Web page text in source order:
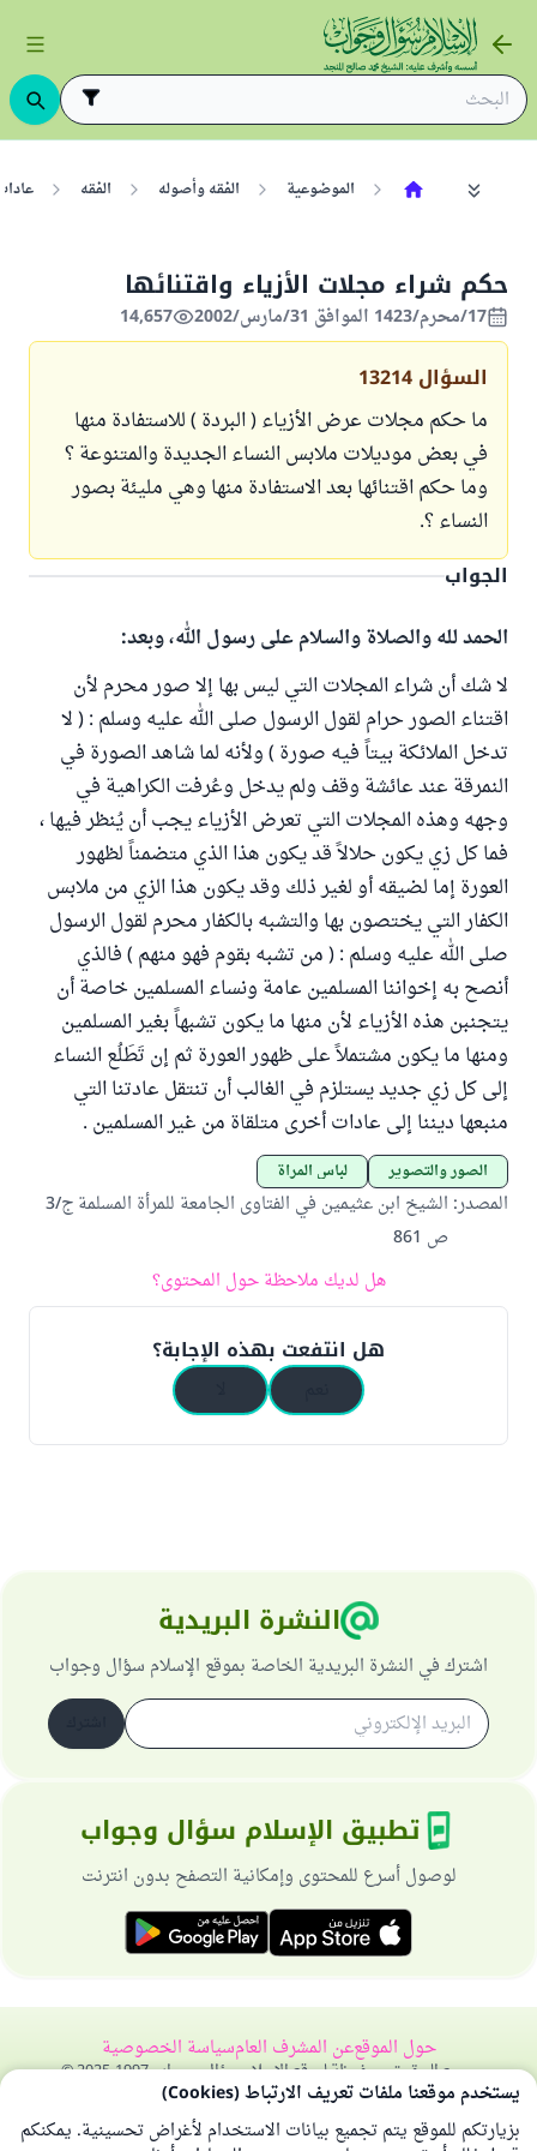
الموضوعية الفقه وأصوله الفقه
حكم شراء مجلات الأزياء واقتنائها
17/محرم/1423 الموافق 31/مارس/2002 14,657
السؤال 13214
ما حكم مجلات عرض الأزياء ( البردة ) للاستفادة منها
في بعض موديلات ملابس النساء الجديدة والمتنوعة ؟
وما حكم اقتنائها بعد الاستفادة منها وهي مليئة بصور
النساء ؟.
الجواب
الحمد لله والصلاة والسلام على رسول الله، وبعد:
لا شك أن شراء المجلات التي ليس بها إلا صور محرم لأن
اقتناء الصور حرام لقول الرسول صلى الله عليه وسلم : ( لا
تدخل الملائكة بيتاً فيه صورة ) ولأنه لما شاهد الصورة في
النمرقة عند عائشة وقف ولم يدخل وعُرفت الكراهية في
وجهه وهذه المجلات التي تعرض الأزياء يجب أن يُنظر فيها ،
فما كل زي يكون حلالاً قد يكون هذا الذي متضمناً لظهور
العورة إما لضيقه أو لغير ذلك وقد يكون هذا الزي من ملابس
الكفار التي يختصون بها والتشبه بالكفار محرم لقول الرسول
صلى الله عليه وسلم : ( من تشبه بقوم فهو منهم ) فالذي
أنصح به إخواننا المسلمين عامة ونساء المسلمين خاصة أن
يتجنبن هذه الأزياء لأن منها ما يكون تشبهاً بغير المسلمين
ومنها ما يكون مشتملاً على ظهور العورة ثم إن تَطَلُع النساء
إلى كل زي جديد يستلزم في الغالب أن تنتقل عادتنا التي
منبعها ديننا إلى عادات أخرى متلقاة من غير المسلمين .
الصور والتصوير لباس المرأة
المصدر:
الشيخ ابن عثيمين في الفتاوى الجامعة للمرأة المسلمة ج/3
ص 861
هل لديك ملاحظة حول المحتوى؟
هل انتفعت بهذه الإجابة؟
النشرة البريدية
اشترك في النشرة البريدية الخاصة بموقع الإسلام سؤال وجواب
تطبيق الإسلام سؤال وجواب
لوصول أسرع للمحتوى وإمكانية التصفح بدون انترنت
حول الموقععن المشرف العامسياسة الخصوصية
جميع الحقوق محفوظة لموقع الإسلام سؤال وجواب 1997-2025 ©
يستخدم موقعنا ملفات تعريف الارتباط (Cookies)
بزيارتكم للموقع يتم تجميع بيانات الاستخدام لأغراض تحسينية. يمكنكم